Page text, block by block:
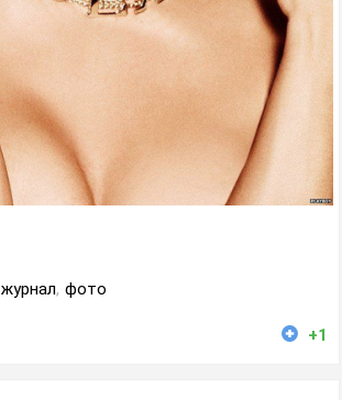
журнал, фото
+1